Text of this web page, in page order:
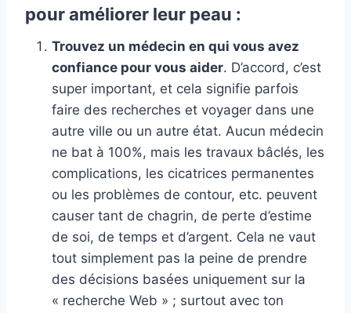
pour améliorer leur peau :
Trouvez un médecin en qui vous avez
confiance pour vous aider. D’accord, c’est
super important, et cela signifie parfois
faire des recherches et voyager dans une
autre ville ou un autre état. Aucun médecin
ne bat à 100%, mais les travaux bâclés, les
complications, les cicatrices permanentes
ou les problèmes de contour, etc. peuvent
causer tant de chagrin, de perte d’estime
de soi, de temps et d’argent. Cela ne vaut
tout simplement pas la peine de prendre
des décisions basées uniquement sur la
« recherche Web » ; surtout avec ton